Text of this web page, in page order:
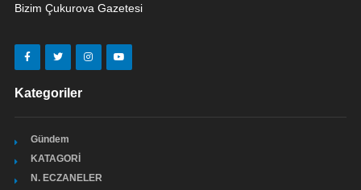
Bizim Çukurova Gazetesi
Kategoriler
Gündem
KATAGORİ
N. ECZANELER